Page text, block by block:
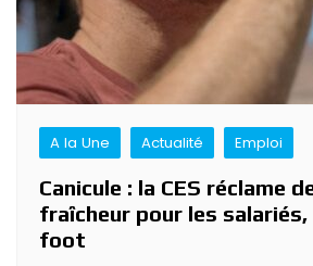
A la Une Actualité Emploi
Canicule : la CES réclame
fraîcheur pour les salariés,
foot